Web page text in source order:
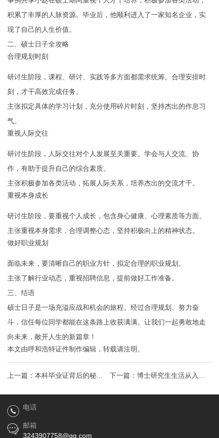
积累了丰厚的人脉资源。毕业后，他顺利进入了一家知名企业，实
现了自己的人生价值。
二、硕士日子全攻略
合理规划时刻
研讨生阶段，课程、研讨、实践等多方面都需求统筹。合理安排时
刻，才干高效完成任务。
主张拟定具体的学习计划，充分使用碎片时刻，坚持杰出的作息习
气。
重视人际交往
研讨生阶段，人际交往对个人发展至关重要。学会与人交流、协
作，有助于提升自己的综合素质。
主张积极参加各类活动，拓展人际关系，培养杰出的交流才干。
重视本身成长
研讨生阶段，要重视个人成长，包含身心健康、心理素质等方面。
主张重视本身需求，合理调整心态，坚持积极向上的精神状态。
做好职业规划
面临未来，要清晰自己的职业方针，拟定合理的职业规划。
主张了解行业动态，重视招聘信息，提前做好工作准备。
三、结语
硕士日子是一场充溢应战和机会的旅程。经过合理规划、努力奋
斗，信任每位同学都能在这条路上收获满满。让我们一起勇敢地走
向未来，敞开人生的新篇章！
本文由呼和浩特证件制作编辑，转载请注明。
上一篇： 本科毕业证背后的秘密
新篇章！
下一篇： 博士研究生生活从入学
电话
邮箱
3243907758@qq.com